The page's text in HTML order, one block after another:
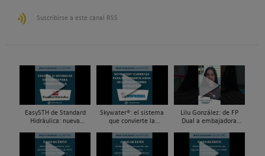
Suscribirse a este canal RSS
EasySTH de Standard
Hidráulica: nueva
de expansión para
tuberías PEX
Skywater®: el sistema
que convierte la
infraestructura activa de
gestión del agua...
Lilu González: de FP
Dual a embajadora
| Mecatrónica Industrial